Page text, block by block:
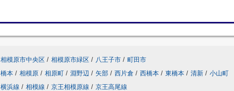
相模原市中央区 / 相模原市緑区 / 八王子市 / 町田市
橋本 / 相模原 / 相原町 / 淵野辺 / 矢部 / 西片倉 / 西橋本 / 東橋本 / 清新 / 小山町
横浜線 / 相模線 / 京王相模原線 / 京王高尾線